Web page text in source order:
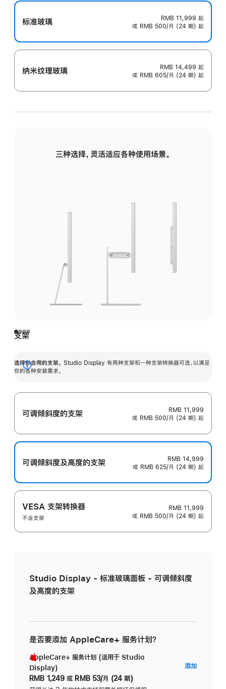
标准玻璃 RMB 11,999 起
或 RMB 500/月 (24 期) 起
纳米纹理玻璃 RMB 14,499 起
或 RMB 605/月 (24 期) 起
三种选择，灵活适应各种使用场景。
支架
选择你合用的支架。 Studio Display 有两种支架和一种支架转换器可选，以满足
你的各种安装需求。
展
可调倾斜度的支架
RMB 11,999
或 RMB 500/月 (24 期) 起
可调倾斜度及高‍度的支‍架
RMB 14,999
或 RMB 625/月 (24 期) 起
VESA 支架转换器
不含支架
RMB 11,999
或 RMB 500/月 (24 期) 起
Studio Display - 标准玻璃面板 - 可调倾斜度
及高度的支架
是否要添加 AppleCare+ 服务计划？
AppleCare+ 服务计划 (适用于 Studio
Display)
RMB 1,249 或 RMB 53/月 (24 期)
添加